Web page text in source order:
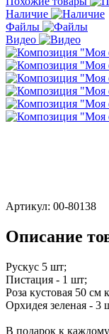
Наличие
Файлы
Видео
Артикул: 00-80138
Описание
Рускус 5 шт;
Пистация - 1 шт;
Роза кустовая 50 см
Орхидея зеленая - 3
В подарок к